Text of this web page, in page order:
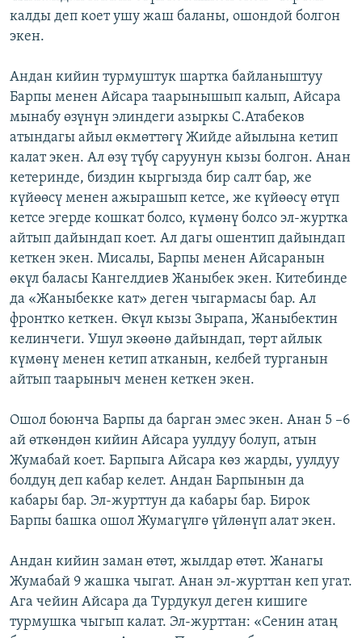
калды деп коет ушу жаш баланы, ошондой болгон
экен.
Андан кийин турмуштук шартка байланыштуу
Барпы менен Айсара таарынышып калып, Айсара
мынабу өзүнүн элиндеги азыркы С.Атабеков
атындагы айыл өкмөттөгү Жийде айылына кетип
калат экен. Ал өзү түбү саруунун кызы болгон. Анан
кетеринде, биздин кыргызда бир салт бар, же
күйөөсү менен ажырашып кетсе, же күйөөсү өтүп
кетсе эгерде кошкат болсо, күмөнү болсо эл-журтка
айтып дайындап коет. Ал дагы ошентип дайындап
кеткен экен. Мисалы, Барпы менен Айсаранын
өкүл баласы Кангелдиев Жаныбек экен. Китебинде
да «Жаныбекке кат» деген чыгармасы бар. Ал
фронтко кеткен. Өкүл кызы Зырапа, Жаныбектин
келинчеги. Ушул экөөнө дайындап, төрт айлык
күмөнү менен кетип атканын, келбей турганын
айтып таарыныч менен кеткен экен.
Ошол боюнча Барпы да барган эмес экен. Анан 5 –6
ай өткөндөн кийин Айсара уулдуу болуп, атын
Жумабай коет. Барпыга Айсара көз жарды, уулдуу
болдуң деп кабар келет. Андан Барпынын да
кабары бар. Эл-журттун да кабары бар. Бирок
Барпы башка ошол Жумагүлгө үйлөнүп алат экен.
Андан кийин заман өтөт, жылдар өтөт. Жанагы
Жумабай 9 жашка чыгат. Анан эл-журттан кеп угат.
Ага чейин Айсара да Турдукул деген кишиге
турмушка чыгып калат. Эл-журттан: «Сенин атаң